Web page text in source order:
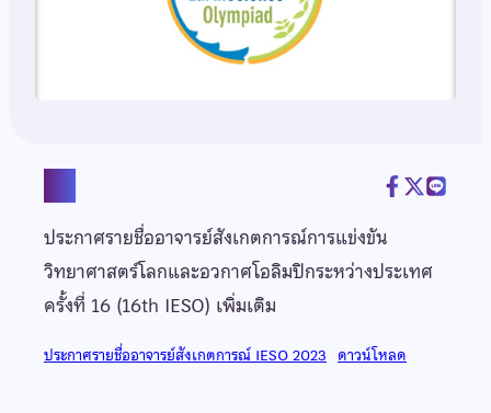
ประกาศรายชื่ออาจารย์สังเกตการณ์การแข่งขัน
วิทยาศาสตร์โลกและอวกาศโอลิมปิกระหว่างประเทศ
ครั้งที่ 16 (16th IESO) เพิ่มเติม
ประกาศรายชื่ออาจารย์สังเกตการณ์ IESO 2023 ดาวน์โหลด